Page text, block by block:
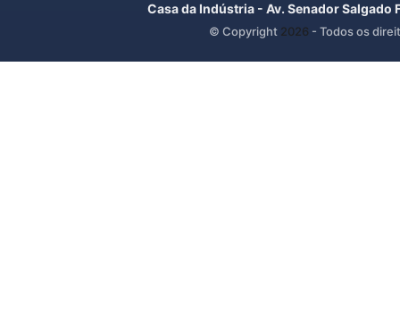
Casa da Indústria - Av. Senador
© Copyright 2026 - Todos os